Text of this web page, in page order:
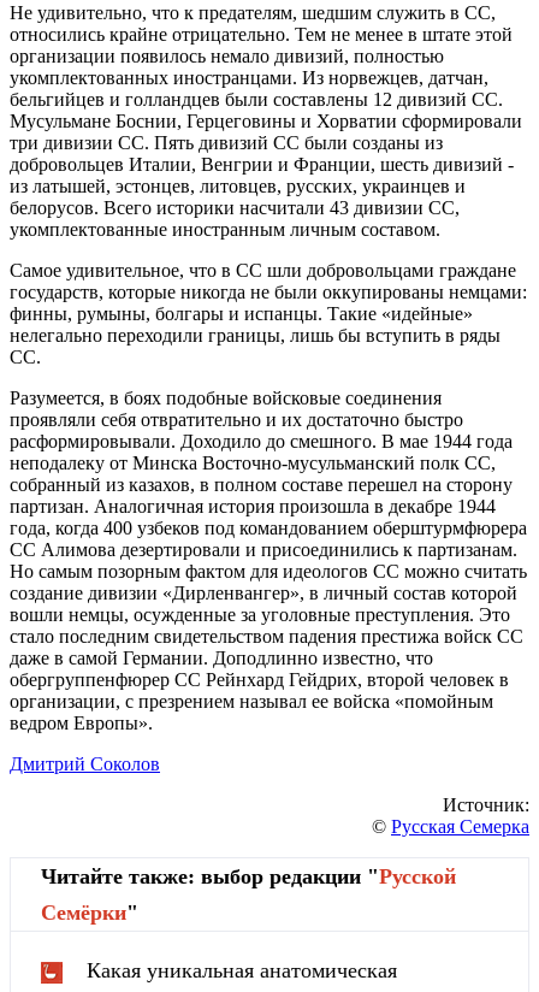
Не удивительно, что к предателям, шедшим служить в СС,
относились крайне отрицательно. Тем не менее в штате этой
организации появилось немало дивизий, полностью
укомплектованных иностранцами. Из норвежцев, датчан,
бельгийцев и голландцев были составлены 12 дивизий СС.
Мусульмане Боснии, Герцеговины и Хорватии сформировали
три дивизии СС. Пять дивизий СС были созданы из
добровольцев Италии, Венгрии и Франции, шесть дивизий -
из латышей, эстонцев, литовцев, русских, украинцев и
белорусов. Всего историки насчитали 43 дивизии СС,
укомплектованные иностранным личным составом.
Самое удивительное, что в СС шли добровольцами граждане
государств, которые никогда не были оккупированы немцами:
финны, румыны, болгары и испанцы. Такие «идейные»
нелегально переходили границы, лишь бы вступить в ряды
СС.
Разумеется, в боях подобные войсковые соединения
проявляли себя отвратительно и их достаточно быстро
расформировывали. Доходило до смешного. В мае 1944 года
неподалеку от Минска Восточно-мусульманский полк СС,
собранный из казахов, в полном составе перешел на сторону
партизан. Аналогичная история произошла в декабре 1944
года, когда 400 узбеков под командованием оберштурмфюрера
СС Алимова дезертировали и присоединились к партизанам.
Но самым позорным фактом для идеологов СС можно считать
создание дивизии «Дирленвангер», в личный состав которой
вошли немцы, осужденные за уголовные преступления. Это
стало последним свидетельством падения престижа войск СС
даже в самой Германии. Доподлинно известно, что
обергруппенфюрер СС Рейнхард Гейдрих, второй человек в
организации, с презрением называл ее войска «помойным
ведром Европы».
Дмитрий Соколов
Источник:
© Русская Семерка
Читайте также: выбор редакции "Русской
Cемёрки"
Какая уникальная анатомическая